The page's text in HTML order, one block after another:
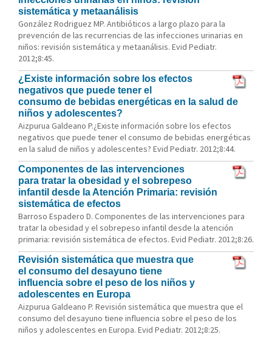
sistemática y metaanálisis
González Rodriguez MP. Antibióticos a largo plazo para la
prevención de las recurrencias de las infecciones urinarias en
niños: revisión sistemática y metaanálisis. Evid Pediatr.
2012;8:45.
¿Existe información sobre los efectos
negativos que puede tener el
consumo de bebidas energéticas en la salud de
niños y adolescentes?
Aizpurua Galdeano P.¿Existe información sobre los efectos
negativos que puede tener el consumo de bebidas energéticas
en la salud de niños y adolescentes? Evid Pediatr. 2012;8:44.
Componentes de las intervenciones
para tratar la obesidad y el sobrepeso
infantil desde la Atención Primaria: revisión
sistemática de efectos
Barroso Espadero D. Componentes de las intervenciones para
tratar la obesidad y el sobrepeso infantil desde la atención
primaria: revisión sistemática de efectos. Evid Pediatr. 2012;8:26.
Revisión sistemática que muestra que
el consumo del desayuno tiene
influencia sobre el peso de los niños y
adolescentes en Europa
Aizpurua Galdeano P. Revisión sistemática que muestra que el
consumo del desayuno tiene influencia sobre el peso de los
niños y adolescentes en Europa. Evid Pediatr. 2012;8:25.